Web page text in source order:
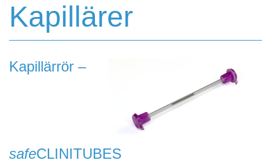
Kapillärer
Kapillärrör –
safeCLINITUBES